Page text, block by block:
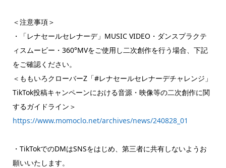
＜注意事項＞
・「レナセールセレナーデ」MUSIC VIDEO・ダンスプラクテ
ィスムービー・360°MVをご使用し二次創作を行う場合、下記
をご確認ください。
＜ももいろクローバーZ「#レナセールセレナーデチャレンジ」
TikTok投稿キャンペーンにおける音源・映像等の二次創作に関
するガイドライン＞
https://www.momoclo.net/archives/news/240828_01
・TikTokでのDMはSNSをはじめ、第三者に共有しないようお
願いいたします。